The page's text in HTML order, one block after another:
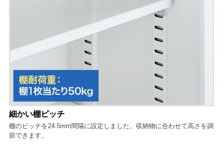
細かい棚ピッチ
棚のピッチを24.5mm間隔に設定しました。収納物に合わせて高さを調
節できます。